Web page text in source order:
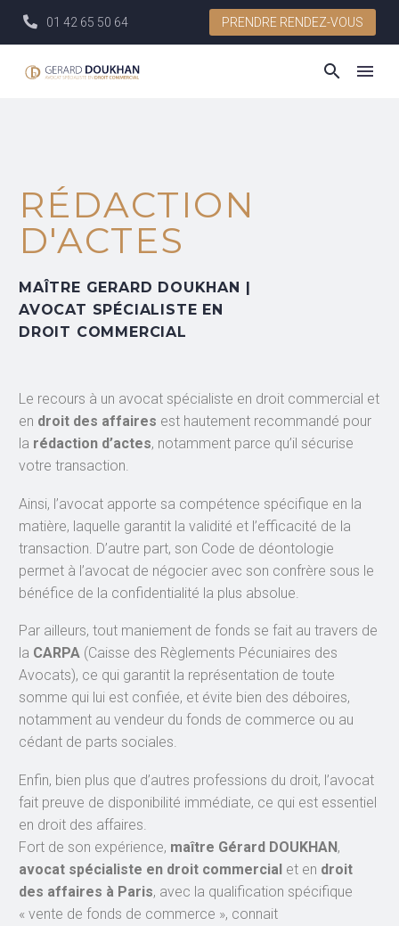
01 42 65 50 64 PRENDRE RENDEZ-VOUS
RÉDACTION
D'ACTES
MAÎTRE GERARD DOUKHAN |
AVOCAT SPÉCIALISTE EN
DROIT COMMERCIAL
Le recours à un avocat spécialiste en droit commercial et
en droit des affaires est hautement recommandé pour
la rédaction d’actes, notamment parce qu’il sécurise
votre transaction.
Ainsi, l’avocat apporte sa compétence spécifique en la
matière, laquelle garantit la validité et l’efficacité de la
transaction. D’autre part, son Code de déontologie
permet à l’avocat de négocier avec son confrère sous le
bénéfice de la confidentialité la plus absolue.
Par ailleurs, tout maniement de fonds se fait au travers de
la CARPA (Caisse des Règlements Pécuniaires des
Avocats), ce qui garantit la représentation de toute
somme qui lui est confiée, et évite bien des déboires,
notamment au vendeur du fonds de commerce ou au
cédant de parts sociales.
Enfin, bien plus que d’autres professions du droit, l’avocat
fait preuve de disponibilité immédiate, ce qui est essentiel
en droit des affaires.
Fort de son expérience, maître Gérard DOUKHAN,
avocat spécialiste en droit commercial et en droit
des affaires à Paris, avec la qualification spécifique
« vente de fonds de commerce », connait